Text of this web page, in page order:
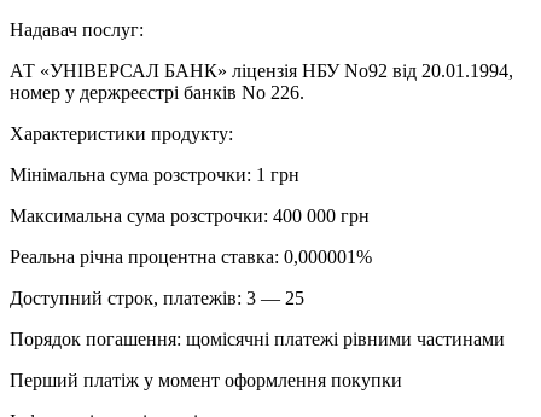
Надавач послуг:
АТ «УНІВЕРСАЛ БАНК» ліцензія НБУ No92 від 20.01.1994,
номер у держреєстрі банків No 226.
Характеристики продукту:
Мінімальна сума розстрочки: 1 грн
Максимальна сума розстрочки: 400 000 грн
Реальна річна процентна ставка: 0,000001%
Доступний строк, платежів: 3 — 25
Порядок погашення: щомісячні платежі рівними частинами
Перший платіж у момент оформлення покупки